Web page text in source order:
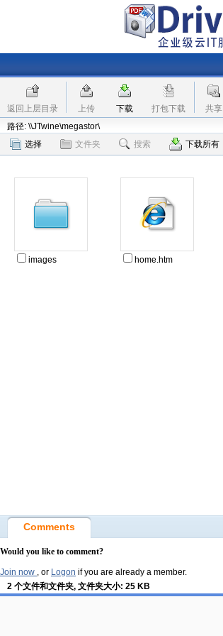
返回上层目录 上传 下载 打包下载 共享
路径: \\JTwine\megastor\
选择
文件夹 搜索 下载所有
images
home.htm
Comments
Would you like to comment?
Join now , or Logon if you are already a member.
2 个文件和文件夹, 文件夹大小: 25 KB